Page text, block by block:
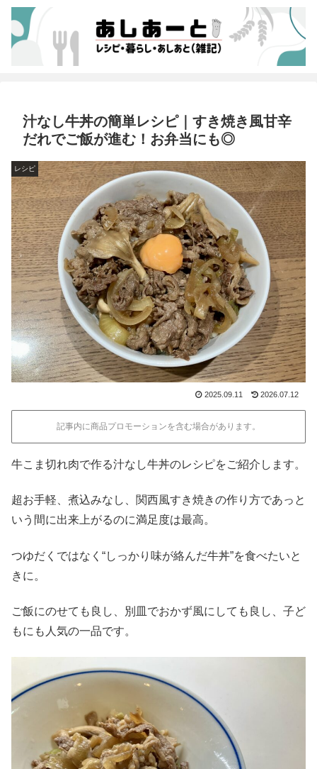
汁なし牛丼の簡単レシピ｜すき焼き風甘辛
だれでご飯が進む！お弁当にも◎
レシピ
2025.09.11 2026.07.12
記事内に商品プロモーションを含む場合があります。
牛こま切れ肉で作る汁なし牛丼のレシピをご紹介します。
超お手軽、煮込みなし、関西風すき焼きの作り方であっと
いう間に出来上がるのに満足度は最高。
つゆだくではなく“しっかり味が絡んだ牛丼”を食べたいと
きに。
ご飯にのせても良し、別皿でおかず風にしても良し、子ど
もにも人気の一品です。